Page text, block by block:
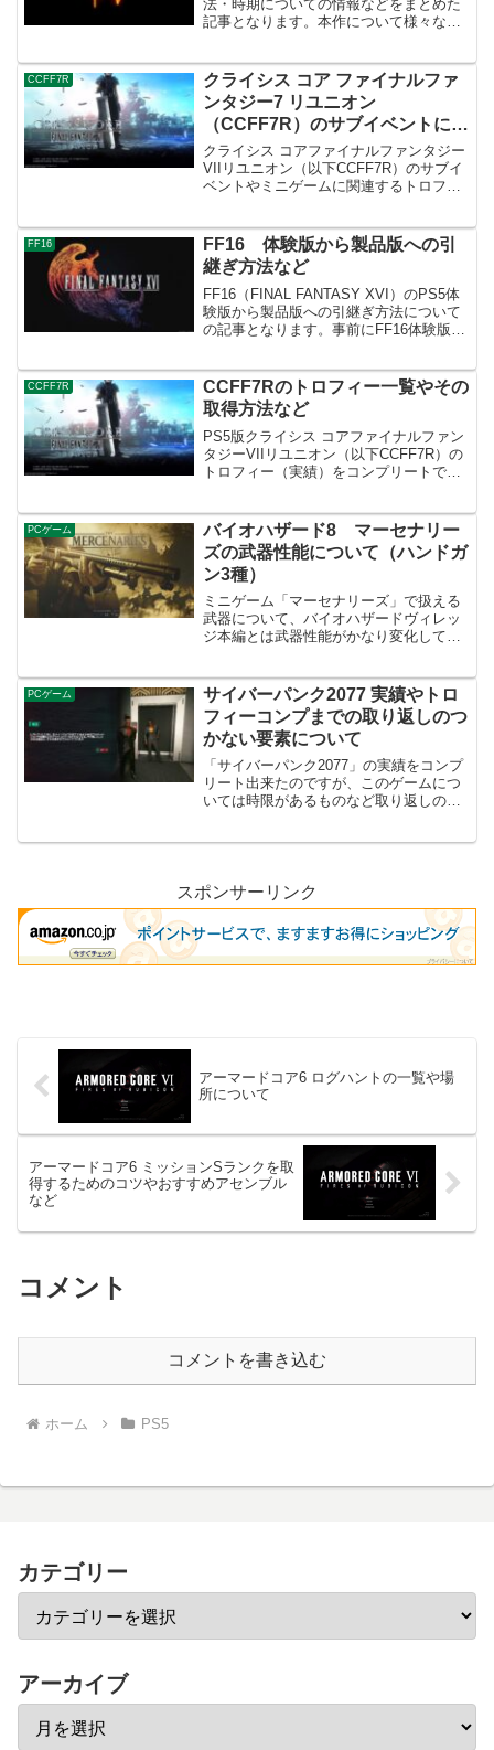
法・時期についての情報などをまとめた
記事となります。本作について様々な要
ルドを移動できるようにすることを最初
に目指すのがおすす...
CCFF7R
クライシス コア ファイナルファ
ンタジー7 リユニオン
（CCFF7R）のサブイベントに関
連するトロフィーについて（その
4）
クライシス コアファイナルファンタジー
VIIリユニオン（以下CCFF7R）のサブイ
ベントやミニゲームに関連するトロフィ
ーが多いので、取り逃がしてしまった時
の保険として各...
FF16
FF16 体験版から製品版への引
継ぎ方法など
FF16（FINAL FANTASY XVI）のPS5体
験版から製品版への引継ぎ方法について
の記事となります。事前にFF16体験版
タが必要になりますが、とくに複雑...
CCFF7R
CCFF7Rのトロフィー一覧やその
取得方法など
PS5版クライシス コアファイナルファン
タジーVIIリユニオン（以下CCFF7R）の
トロフィー（実績）をコンプリートでき
CCFF7Rのトロフィー一覧 クリックor
タ...
PCゲーム
バイオハザード8 マーセナリー
ズの武器性能について（ハンドガ
ン3種）
ミニゲーム「マーセナリーズ」で扱える
武器について、バイオハザードヴィレッ
ジ本編とは武器性能がかなり変化してい
セナリーズで扱えるハンドガン3種につい
てです。LEMIまずは...
PCゲーム
サイバーパンク2077 実績やトロ
フィーコンプまでの取り返しのつ
かない要素について
「サイバーパンク2077」の実績をコンプ
リート出来たのですが、このゲームにつ
いては時限があるものなど取り返しのつ
スポンサーリンク
アーマードコア6 ログハントの一覧や場
所について
アーマードコア6 ミッションSランクを取
得するためのコツやおすすめアセンブル
など
コメント
コメントを書き込む
ホーム PS5
カテゴリー
アーカイブ